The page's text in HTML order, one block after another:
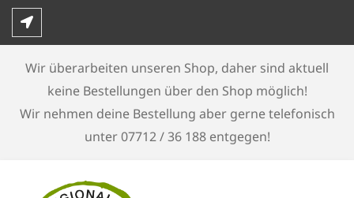
Skip
Wir überarbeiten unseren Shop, daher sind aktuell
keine Bestellungen über den Shop möglich!
Wir nehmen deine Bestellung aber gerne telefonisch
unter 07712 / 36 188 entgegen!